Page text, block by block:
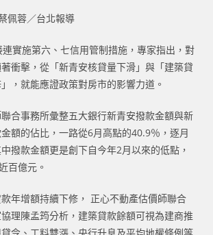
佩蓉／台北報導
實施第六、七信用管制措施，專家指出，對
衝擊，從「新青安核貸量下滑」與「建築貸
，就能應證政策對房市的影響力道。
合事務所彙整五大銀行新青安撥款金額與新
額的佔比，一路從6月高點的40.9％，逐月
撥款金額更是創下自今年2月以來的低點，
百億元。
年增額持續下修， 正心不動產估價師聯合
理陳孟筠分析，建築貸款餘額可視為建商推